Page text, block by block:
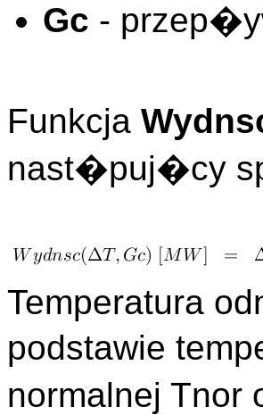
Gc -
Funkcja
nast�puj�cy
Temperatura
podstawie
normalnej Tnor